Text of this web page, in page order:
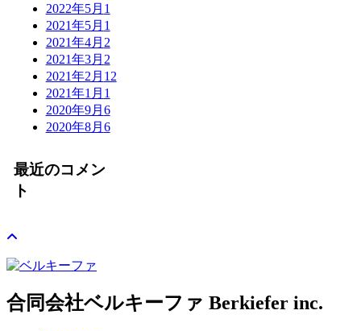
2022年5月 1
2021年5月 1
2021年4月 2
2021年3月 2
2021年2月 12
2021年1月 1
2020年9月 6
2020年8月 6
最近のコメン
ト
合同会社ベルキーファ Berkiefer inc.